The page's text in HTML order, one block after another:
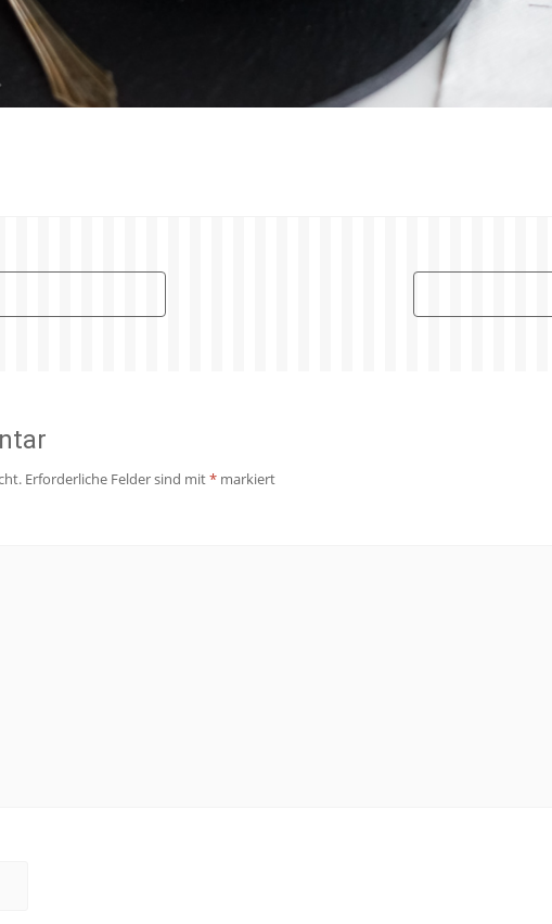
Erforderliche Felder sind mit* markiert